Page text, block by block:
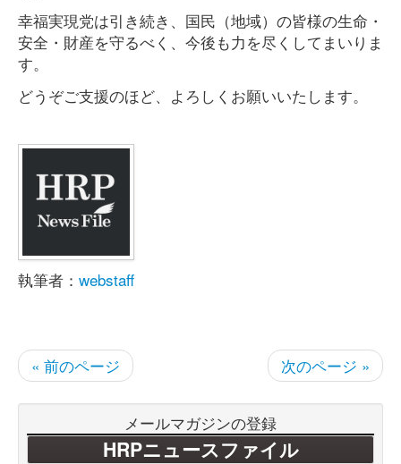
幸福実現党は引き続き、国民（地域）の皆様の生命・
安全・財産を守るべく、今後も力を尽くしてまいりま
す。
どうぞご支援のほど、よろしくお願いいたします。
執筆者： webstaff
« 前のページ 次のページ »
メールマガジンの登録
HRPニュースファイル